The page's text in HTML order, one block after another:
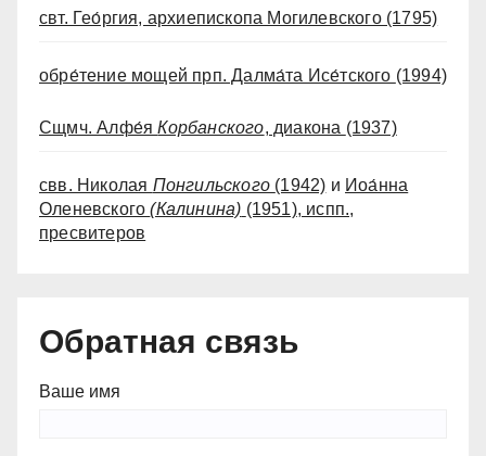
свт. Гео́ргия, архиепископа Могилевского (1795)
обре́тение мощей прп. Далма́та Исе́тского (1994)
Сщмч. Алфе́яКорбанского, диакона (1937)
свв. Николая Понгильского (1942) и Иоа́нна
Оленевского(Калинина) (1951), испп.,
пресвитеров
Обратная связь
Ваше имя